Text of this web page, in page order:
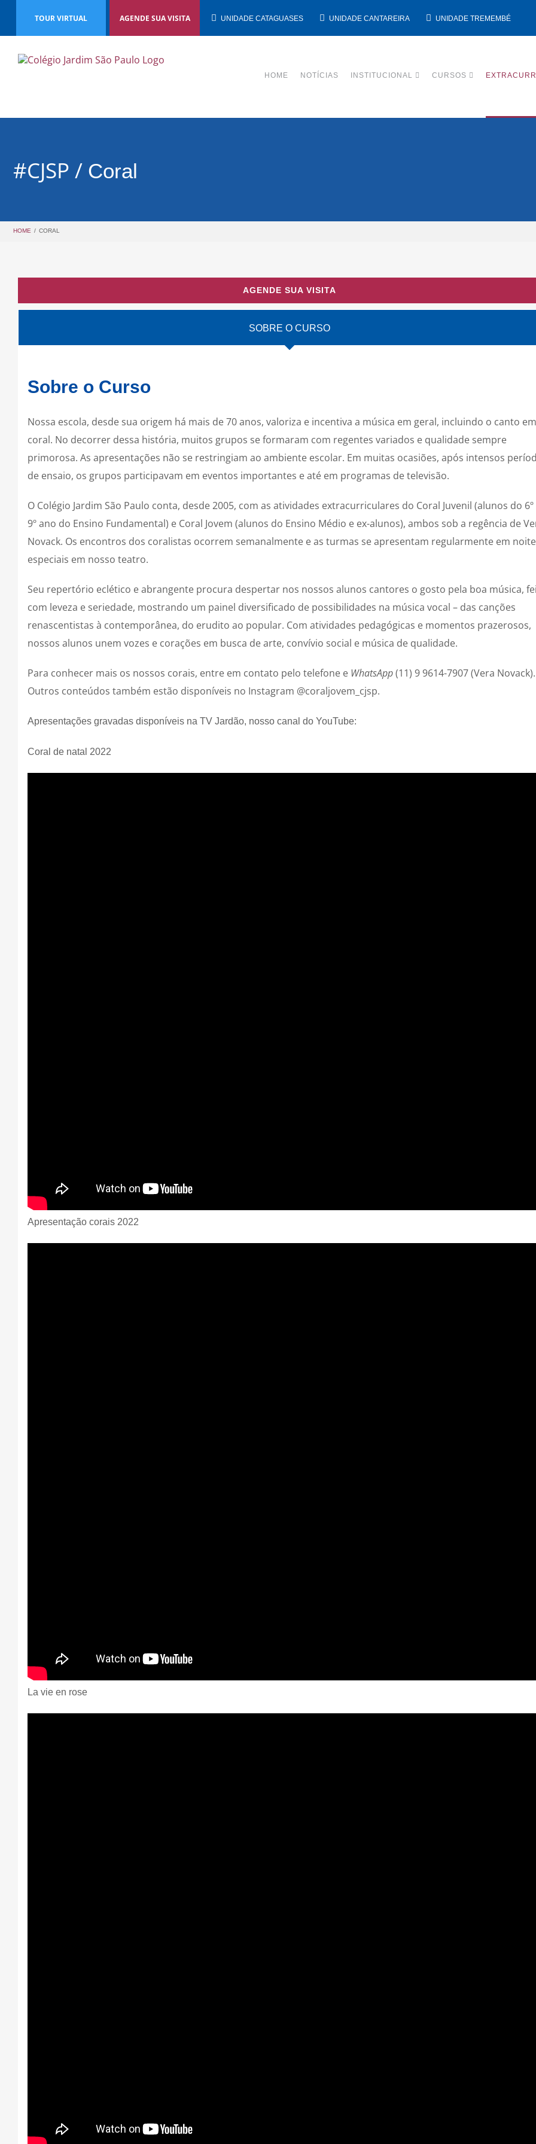
TOUR VIRTUAL AGENDE SUA VISITA UNIDADE CATAGUASES UNIDADE CANTAREIRA UNIDADE TREMEMBÉ
HOME NOTÍCIAS INSTITUCIONAL CURSOS
#CJSP / Coral
HOME / CORAL
AGENDE SUA VISITA
SOBRE O CURSO
Sobre o Curso
Nossa escola, desde sua origem há mais de 70 anos, valoriza e incentiva a música em geral, incluindo o canto em
coral. No decorrer dessa história, muitos grupos se formaram com regentes variados e qualidade sempre
primorosa. As apresentações não se restringiam ao ambiente escolar. Em muitas ocasiões, após intensos
de ensaio, os grupos participavam em eventos importantes e até em programas de televisão.
O Colégio Jardim São Paulo conta, desde 2005, com as atividades extracurriculares do Coral Juvenil (alunos do 6º
9º ano do Ensino Fundamental) e Coral Jovem (alunos do Ensino Médio e ex-alunos), ambos sob a regência de
Novack. Os encontros dos coralistas ocorrem semanalmente e as turmas se apresentam regularmente em
especiais em nosso teatro.
Seu repertório eclético e abrangente procura despertar nos nossos alunos cantores o gosto pela boa música,
com leveza e seriedade, mostrando um painel diversificado de possibilidades na música vocal – das canções
renascentistas à contemporânea, do erudito ao popular. Com atividades pedagógicas e momentos prazerosos,
nossos alunos unem vozes e corações em busca de arte, convívio social e música de qualidade.
Para conhecer mais os nossos corais, entre em contato pelo telefone e WhatsApp(11) 9 9614-7907 (Vera Novack).
Outros conteúdos também estão disponíveis no Instagram @coraljovem_cjsp.
Apresentações gravadas disponíveis na TV Jardão, nosso canal do YouTube:
Coral de natal 2022
Apresentação corais 2022
La vie en rose